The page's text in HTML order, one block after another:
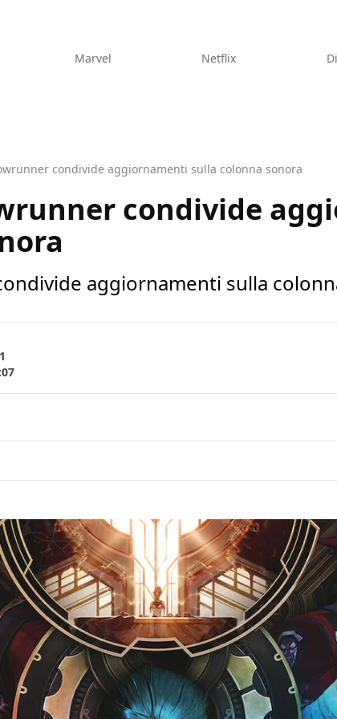
Marvel Netflix
condivide aggiornamenti sulla colonna sonora
condivide
aggiornamenti sulla